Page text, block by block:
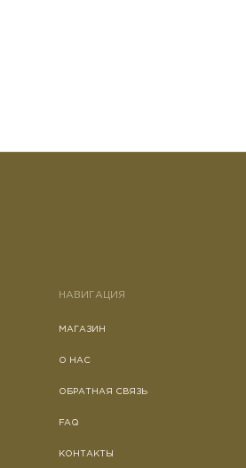
НАВИГАЦИЯ
МАГАЗИН
О НАС
ОБРАТНАЯ СВЯЗЬ
FAQ
КОНТАКТЫ